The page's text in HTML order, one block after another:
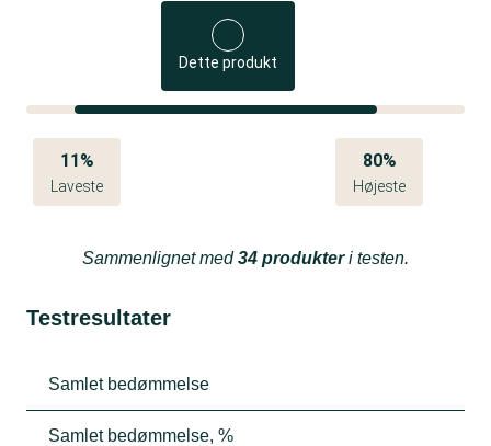
Dette produkt
11%
Laveste
80%
Højeste
Sammenlignet med34 produkteri testen.
Testresultater
Samlet bedømmelse
Samlet bedømmelse, %